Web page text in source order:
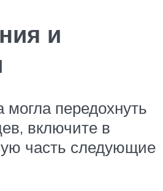
и
передохнуть
включите в
часть следующие